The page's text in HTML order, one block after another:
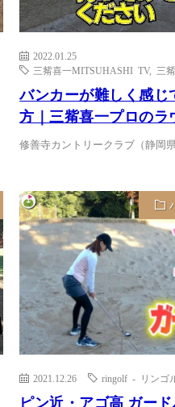
2022.01.25
三觜喜一MITSUHASHI TV, 三
バンカーが難しく感じ
方｜三觜喜一プロのラ
修善寺カントリークラブ（静岡
2021.12.26 ringolf - リンゴ
ピン近・アゴ高 ガー